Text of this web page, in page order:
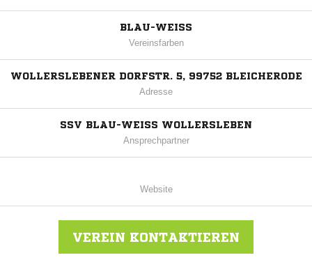
BLAU-WEISS
Vereinsfarben
WOLLERSLEBENER DORFSTR. 5, 99752 BLEICHERODE
Adresse
SSV BLAU-WEISS WOLLERSLEBEN
Ansprechpartner
Website
VEREIN KONTAKTIEREN